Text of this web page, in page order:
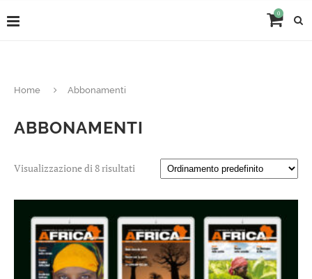
0
Home Abbonamenti
ABBONAMENTI
Visualizzazione di 8 risultati